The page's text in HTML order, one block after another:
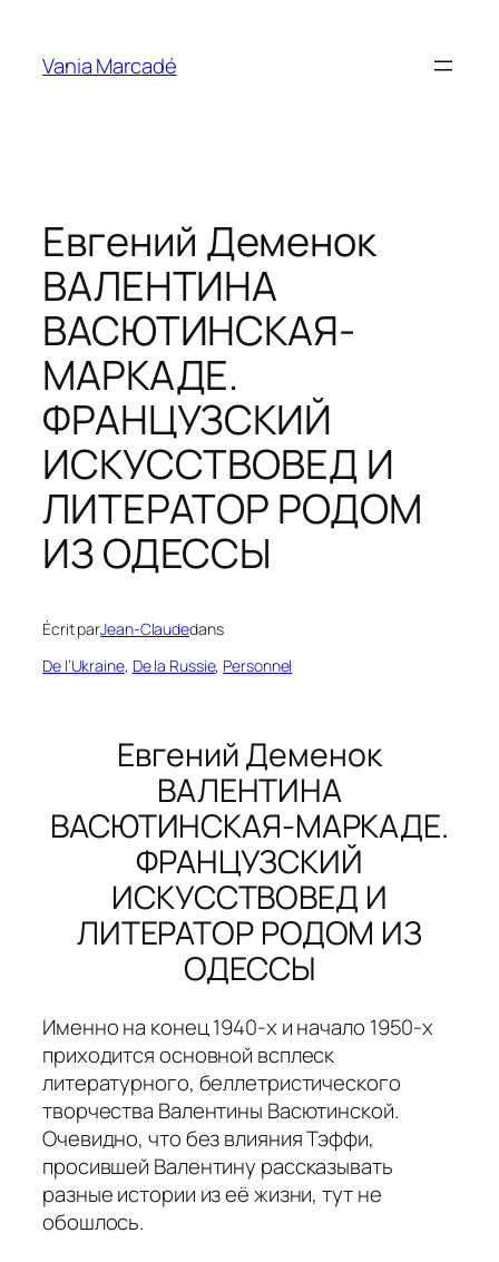
contenu
Vania Marcadé
Евгений Деменок
ВАЛЕНТИНА
ВАСЮТИНСКАЯ-
МАРКАДЕ.
ФРАНЦУЗСКИЙ
ИСКУССТВОВЕД И
ЛИТЕРАТОР РОДОМ
ИЗ ОДЕССЫ
Écrit parJean-Claudedans
De l’Ukraine, De la Russie, Personnel
Евгений Деменок
ВАЛЕНТИНА
ВАСЮТИНСКАЯ-МАРКАДЕ.
ФРАНЦУЗСКИЙ
ИСКУССТВОВЕД И
ЛИТЕРАТОР РОДОМ ИЗ
ОДЕССЫ
Именно на конец 1940-х и начало 1950-х
приходится основной всплеск
литературного, беллетристического
творчества Валентины Васютинской.
Очевидно, что без влияния Тэффи,
просившей Валентину рассказывать
разные истории из её жизни, тут не
обошлось.